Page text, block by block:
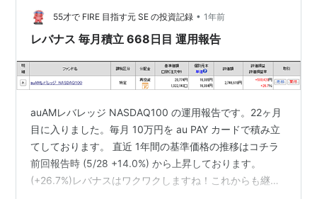
メリット 自動入出金機能が使える 普通預金金利の優遇 …
55才で FIRE 目指す元 SE の投資記録 • 1年前
レバナス 毎月積立 668日目 運用報告
auAMレバレッジ NASDAQ100 の運用報告です。22ヶ月
目に入りました。毎月 10万円を au PAY カードで積み立
てしております。 直近 1年間の基準価格の推移はコチラ
前回報告時 (5/28 +14.0%) から上昇しております。
(+26.7%)レバナスはワクワクしますね！これからも継続